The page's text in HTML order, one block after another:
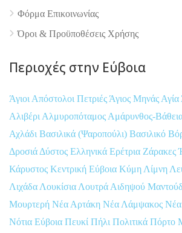
Φόρμα Επικοινωνίας
Όροι & Προϋποθέσεις Xρήσης
Περιοχές στην Εύβοια
Άγιοι Απόστολοι Πετριές Άγιος Μηνάς Αγία
Αλιβέρι Αλμυροπόταμος Αμάρυνθος-
Αχλάδι Βασιλικά (Ψαροπούλι) Βασιλικό
Δροσιά Δύστος Ελληνικά Ερέτρια Ζάρακες
Κάρυστος Κεντρική Εύβοια Κύμη Λίμνη
Λιχάδα Λουκίσια Λουτρά Αιδηψού
Μουρτερή Νέα Αρτάκη Νέα Λάμψακος Νέα
Νότια Εύβοια Πευκί Πήλι Πολιτικά Πόρτο